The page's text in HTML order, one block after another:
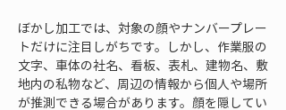
ぼかし加工では、対象の顔やナンバープレー
トだけに注目しがちです。しかし、作業服の
文字、車体の社名、看板、表札、建物名、敷
地内の私物など、周辺の情報から個人や場所
が推測できる場合があります。顔を隠してい